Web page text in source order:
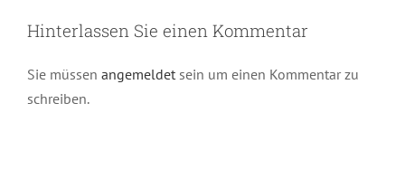
Hinterlassen Sie einen Kommentar
Sie müssen angemeldet sein um einen Kommentar zu
schreiben.